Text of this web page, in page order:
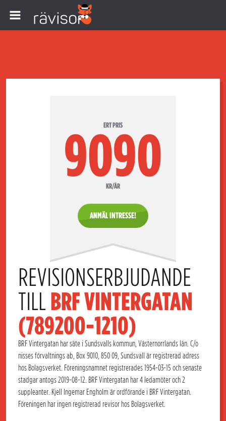
ERT PRIS
9090
KR/ÅR
ANMÄL INTRESSE!
REVISIONSERBJUDANDE
TILL BRF VINTERGATAN
(789200-1210)
BRF Vintergatan har säte i Sundsvalls kommun, Västernorrlands län. C/o
nisses förvaltnings ab, Box 9010, 850 09, Sundsvall är registrerad adress
hos Bolagsverket. Föreningsnamnet registrerades 1954-03-15 och senaste
stadgar antogs 2019-08-12. BRF Vintergatan har 4 ledamöter och 2
suppleanter. Kjell Ingemar Engholm är ordförande i BRF Vintergatan.
Föreningen har ingen registrerad revisor hos Bolagsverket.